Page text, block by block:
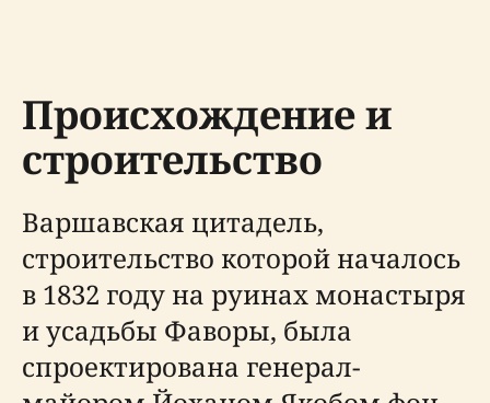
Происхождение и
строительство
Варшавская цитадель,
строительство которой началось
в 1832 году на руинах монастыря
и усадьбы Фаворы, была
спроектирована генерал-